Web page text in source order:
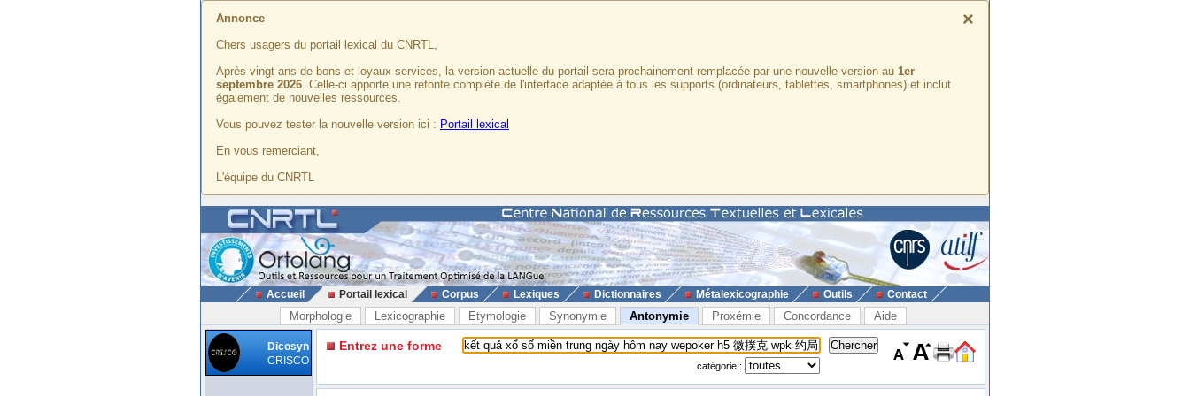
×
Annonce
Chers usagers du portail lexical du CNRTL,
Après vingt ans de bons et loyaux services, la version actuelle du portail sera prochainement remplacée par une nouvelle version au 1er
septembre 2026. Celle-ci apporte une refonte complète de l'interface adaptée à tous les supports (ordinateurs, tablettes, smartphones) et inclut
également de nouvelles ressources.
Vous pouvez tester la nouvelle version ici : Portail lexical
En vous remerciant,
L'équipe du CNRTL
Accueil Portail lexical Corpus Lexiques Dictionnaires Métalexicographie Outils Contact
Morphologie Lexicographie Etymologie Synonymie Antonymie Proxémie Concordance Aide
Dicosyn
CRISCO
Entrez une forme
catégorie :